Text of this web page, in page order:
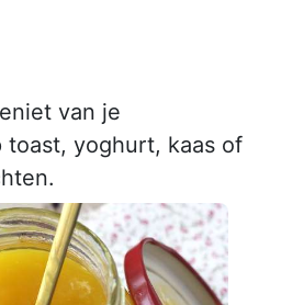
van je
toast, yoghurt, kaas of